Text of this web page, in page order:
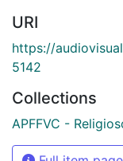
URI
https://
5142
Collections
APFFVC -